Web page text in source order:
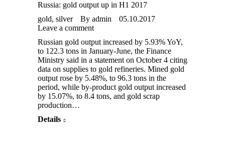
Russia: gold output up in H1 2017
gold, silver By admin
05.10.2017
Leave a comment
Russian gold output increased by 5.93% YoY,
to 122.3 tons in January-June, the Finance
Ministry said in a statement on October 4 citing
data on supplies to gold refineries. Mined gold
output rose by 5.48%, to 96.3 tons in the
period, while by-product gold output increased
by 15.07%, to 8.4 tons, and gold scrap
production…
Details